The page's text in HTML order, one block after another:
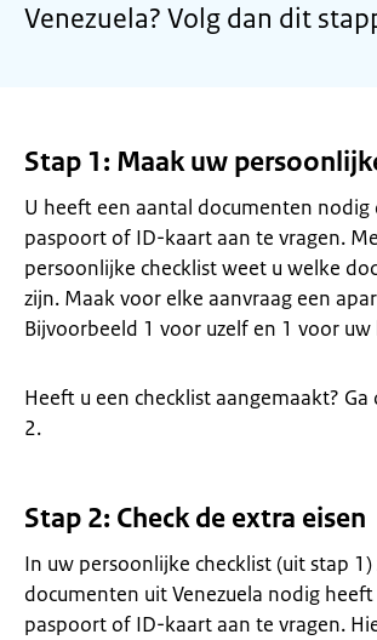
Venezuela? Volg dan dit
Stap 1: Maak uw
U heeft een aantal documenten nodig
paspoort of ID-kaart aan te vragen.
persoonlijke checklist weet u welke
zijn. Maak voor elke aanvraag een
Bijvoorbeeld 1 voor uzelf en 1 voor
Heeft u een checklist aangemaakt?
2.
Stap 2: Check de extra eisen
In uw persoonlijke checklist (uit stap 1)
documenten uit Venezuela nodig
paspoort of ID-kaart aan te vragen.